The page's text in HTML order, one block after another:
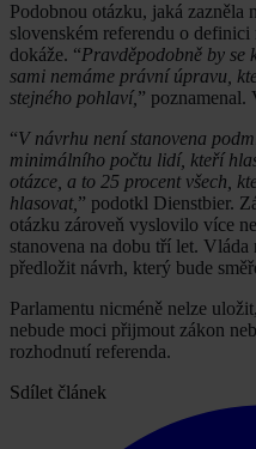
Podobnou otázku, jaká zazněla
slovenském referendu o
dokáže. “Pravděpodobně by se
sami nemáme právní úpravu,
stejného pohlaví, ” poznamenal.
“V návrhu není stanovena
minimálního počtu lidí, kteří
otázce, a to 25 procent všech,
hlasovat, ” podotkl Dienstbier.
otázku zároveň vyslovilo více
stanovena na dobu tří let.
předložit návrh, který bude
Parlamentu nicméně nelze
nebude moci přijmout zákon
rozhodnutí referenda.
Sdílet článek